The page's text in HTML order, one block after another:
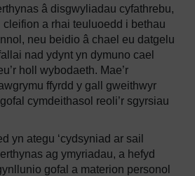
â disgwyliadau cyfathrebu,
cleifion a rhai teuluoedd i bethau
neu beidio â chael eu datgelu
nad ydynt yn dymuno cael
holl wybodaeth. Mae’r
ffyrdd y gall gweithwyr
cymdeithasol reoli’r sgyrsiau
yn ategu ‘cydsyniad ar sail
ag ymyriadau, a hefyd
gofal a materion personol